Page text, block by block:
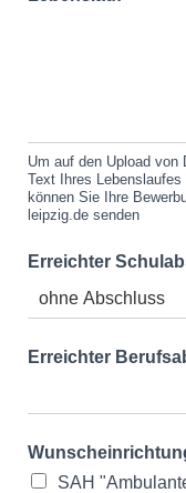
Um auf den Upload
Text Ihres
können Sie Ihre
leipzig.de senden
Erreichter
Erreichter
SAH